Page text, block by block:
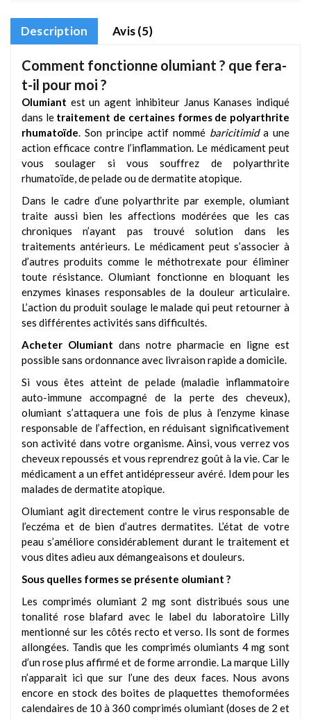
Description Avis (5)
Comment fonctionne olumiant ? que fera-
t-il pour moi ?
Olumiant est un agent inhibiteur Janus Kanases indiqué
dans le traitement de certaines formes de polyarthrite
rhumatoïde. Son principe actif nommé baricitimida une
action efficace contre l’inflammation. Le médicament peut
vous soulager si vous souffrez de polyarthrite
rhumatoïde, de pelade ou de dermatite atopique.
Dans le cadre d’une polyarthrite par exemple, olumiant
traite aussi bien les affections modérées que les cas
chroniques n’ayant pas trouvé solution dans les
traitements antérieurs. Le médicament peut s’associer à
d’autres produits comme le méthotrexate pour éliminer
toute résistance. Olumiant fonctionne en bloquant les
enzymes kinases responsables de la douleur articulaire.
L’action du produit soulage le malade qui peut retourner à
ses différentes activités sans difficultés.
Acheter Olumiant dans notre pharmacie en ligne est
possible sans ordonnance avec livraison rapide a domicile.
Si vous êtes atteint de pelade (maladie inflammatoire
auto-immune accompagné de la perte des cheveux),
olumiant s’attaquera une fois de plus à l’enzyme kinase
responsable de l’affection, en réduisant significativement
son activité dans votre organisme. Ainsi, vous verrez vos
cheveux repoussés et vous reprendrez goût à la vie. Car le
médicament a un effet antidépresseur avéré. Idem pour les
malades de dermatite atopique.
Olumiant agit directement contre le virus responsable de
l’eczéma et de bien d’autres dermatites. L’état de votre
peau s’améliore considérablement durant le traitement et
vous dites adieu aux démangeaisons et douleurs.
Sous quelles formes se présente olumiant ?
Les comprimés olumiant 2 mg sont distribués sous une
tonalité rose blafard avec le label du laboratoire Lilly
mentionné sur les côtés recto et verso. Ils sont de formes
allongées. Tandis que les comprimés olumiants 4 mg sont
d’un rose plus affirmé et de forme arrondie. La marque Lilly
n’apparait ici que sur l’une des deux faces. Nous avons
encore en stock des boites de plaquettes themoformées
calendaires de 10 à 360 comprimés olumiant (doses de 2 et